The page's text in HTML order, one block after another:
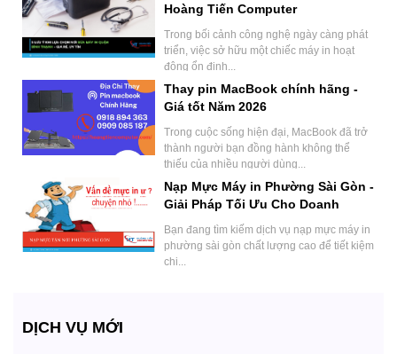
Hoàng Tiến Computer
Trong bối cảnh công nghệ ngày càng phát
triển, việc sở hữu một chiếc máy in hoạt
động ổn định...
Thay pin MacBook chính hãng -
Giá tốt Năm 2026
Trong cuộc sống hiện đại, MacBook đã trở
thành người bạn đồng hành không thể
thiếu của nhiều người dùng...
Nạp Mực Máy in Phường Sài Gòn -
Giải Pháp Tối Ưu Cho Doanh
Nghiệp.
Bạn đang tìm kiếm dịch vụ nạp mực máy in
phường sài gòn chất lượng cao để tiết kiệm
chi...
DỊCH VỤ MỚI